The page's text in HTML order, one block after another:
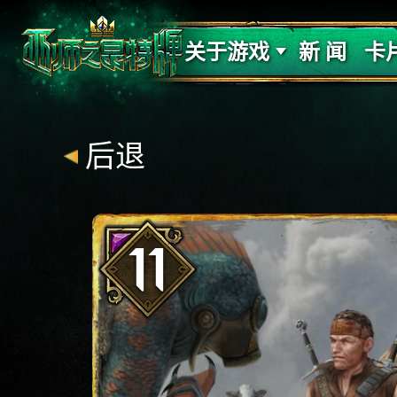
关于游戏
支持
新 闻 卡
力
后退
11